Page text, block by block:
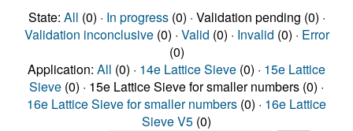
State: All (0) · In progress(0) · Validation pending (0) ·
Validation inconclusive(0) · Valid (0) · Invalid (0) · Error
(0)
Application: All (0) · 14e Lattice Sieve (0) · 15e Lattice
Sieve (0) · 15e Lattice Sieve for smaller numbers (0) ·
16e Lattice Sieve for smaller numbers (0) · 16e Lattice
Sieve V5 (0)